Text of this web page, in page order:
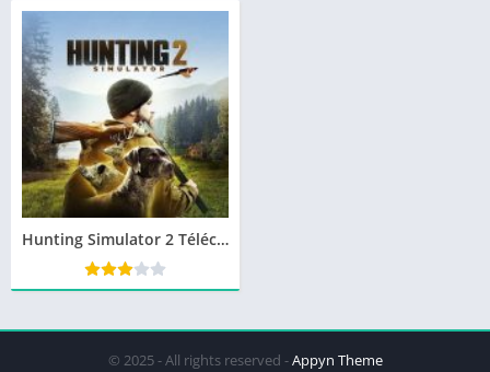
Hunting Simulator 2 Télécharger PC Gratuit Jeu
© 2025 - All rights reserved -Appyn Theme